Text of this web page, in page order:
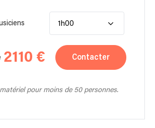
1h00
2110 € Contacter
pour moins de 50 personnes.